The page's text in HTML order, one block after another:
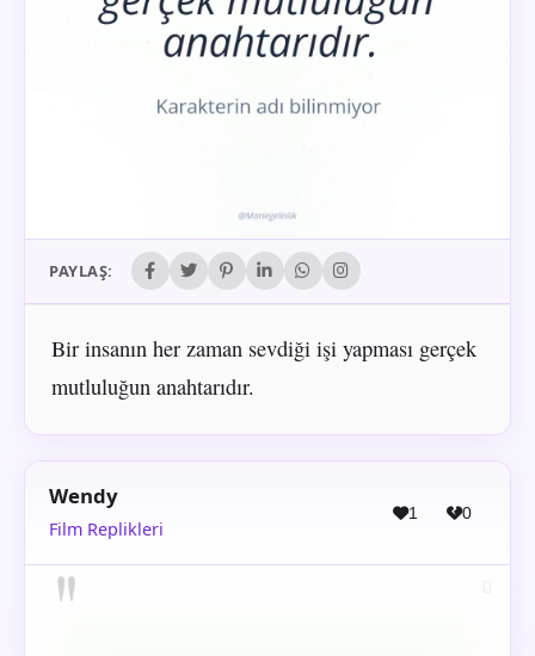
PAYLAŞ:
Bir insanın her zaman sevdiği işi yapması gerçek
mutluluğun anahtarıdır.
Wendy
Film Replikleri
1 0